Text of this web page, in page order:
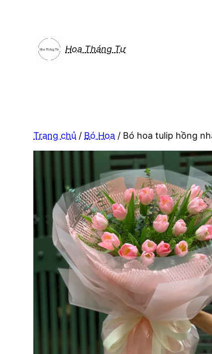
Hoa Tháng Tư
Trang chủ / Bó Hoa / Bó hoa tulip hồng